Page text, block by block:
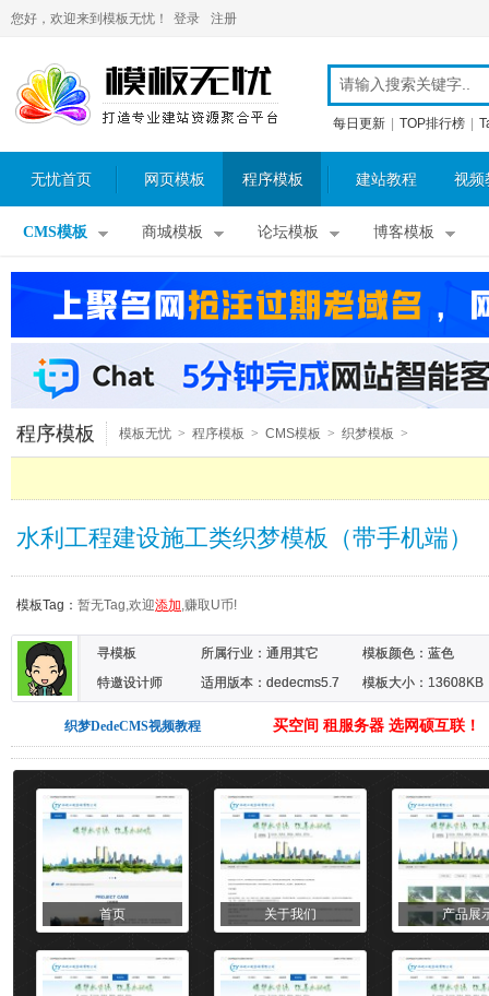
您好，欢迎来到模板无忧！ 登录 注册
每日更新 TOP排行榜
无忧首页 网页模板 程序模板 建站教程 视频
CMS模板 商城模板 论坛模板 博客模板
程序模板 模板无忧 > 程序模板 > CMS模板 > 织梦模板 >
水利工程建设施工类织梦模板（带手机端）
模板Tag： 暂无Tag,欢迎添加,赚取U币!
寻模板
特邀设计师
所属行业： 通用其它 模板颜色： 蓝色
适用版本：dedecms5.7
模板大小：13608KB
织梦DedeCMS视频教程 买空间 租服务器 选网硕互联！
首页 关于我们 产品展